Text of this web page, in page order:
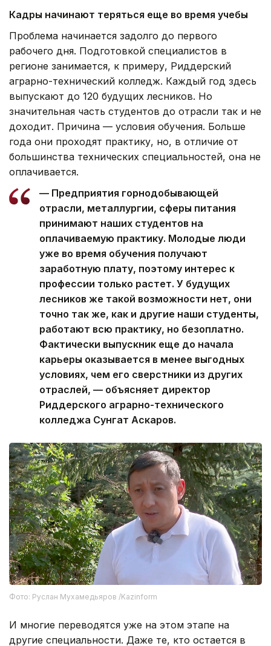
Кадры начинают теряться еще во время учебы
Проблема начинается задолго до первого
рабочего дня. Подготовкой специалистов в
регионе занимается, к примеру, Риддерский
аграрно-технический колледж. Каждый год здесь
выпускают до 120 будущих лесников. Но
значительная часть студентов до отрасли так и не
доходит. Причина — условия обучения. Больше
года они проходят практику, но, в отличие от
большинства технических специальностей, она не
оплачивается.
— Предприятия горнодобывающей
отрасли, металлургии, сферы питания
принимают наших студентов на
оплачиваемую практику. Молодые люди
уже во время обучения получают
заработную плату, поэтому интерес к
профессии только растет. У будущих
лесников же такой возможности нет, они
точно так же, как и другие наши студенты,
работают всю практику, но безоплатно.
Фактически выпускник еще до начала
карьеры оказывается в менее выгодных
условиях, чем его сверстники из других
отраслей, — объясняет директор
Риддерского аграрно-технического
колледжа Сунгат Аскаров.
Фото: Руслан Мухамедьяров /Kazinform
И многие переводятся уже на этом этапе на
другие специальности. Даже те, кто остается в